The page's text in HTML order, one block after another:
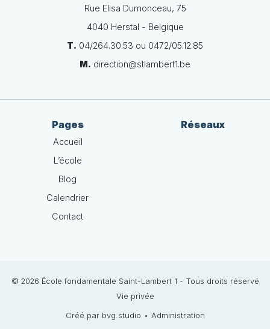
Rue Elisa Dumonceau, 75
4040 Herstal - Belgique
T. 04/264.30.53 ou 0472/05.12.85
M. direction@stlambert1.be
Pages
Accueil
L’école
Blog
Calendrier
Contact
Réseaux
© 2026 École fondamentale Saint-Lambert 1 - Tous droits réservé
Vie privée
Créé par bvg.studio • Administration